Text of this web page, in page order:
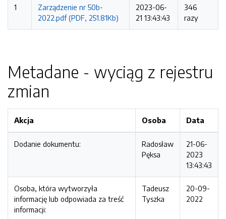
1
Zarządzenie nr 50b-
2022.pdf (PDF, 251.81Kb)
2023-06-
21 13:43:43
346
razy
Metadane - wyciąg z rejestru
zmian
Akcja Osoba Data
Dodanie dokumentu:
Radosław
Pęksa
21-06-
2023
13:43:43
Osoba, która wytworzyła
informację lub odpowiada za treść
informacji:
Tadeusz
Tyszka
20-09-
2022